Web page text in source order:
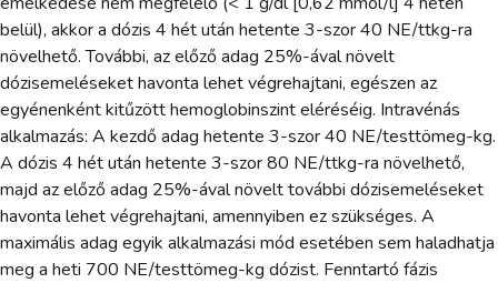
belül), akkor a dózis 4 hét után hetente 3-szor 40 NE/ttkg-ra
növelhető. További, az előző adag 25%-ával növelt
dózisemeléseket havonta lehet végrehajtani, egészen az
egyénenként kitűzött hemoglobinszint eléréséig. Intravénás
alkalmazás: A kezdő adag hetente 3-szor 40 NE/testtömeg-kg.
A dózis 4 hét után hetente 3-szor 80 NE/ttkg-ra növelhető,
majd az előző adag 25%-ával növelt további dózisemeléseket
havonta lehet végrehajtani, amennyiben ez szükséges. A
maximális adag egyik alkalmazási mód esetében sem haladhatja
meg a heti 700 NE/testtömeg-kg dózist. Fenntartó fázis